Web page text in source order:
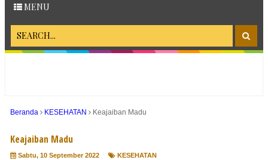
MENU
Beranda KESEHATAN Keajaiban Madu
Keajaiban Madu
Sabtu, 10 September 2022 KESEHATAN